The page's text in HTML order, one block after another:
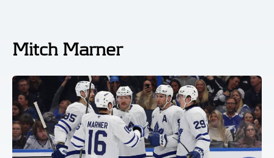
Mitch Marner